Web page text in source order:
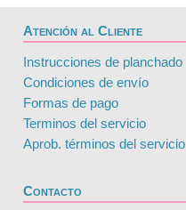
Atención al Cliente
Instrucciones de planchado
Condiciones de envío
Formas de pago
Terminos del servicio
Aprob. términos del servicio
Contacto